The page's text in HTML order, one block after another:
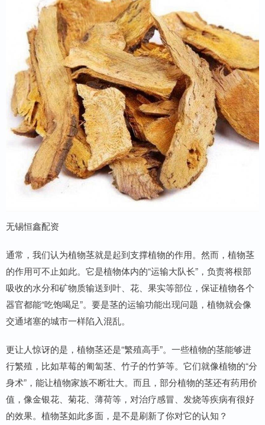
无锡恒鑫配资
通常，我们认为植物茎就是起到支撑植物的作用。然而，植物茎
的作用可不止如此。它是植物体内的“运输大队长”，负责将根部
吸收的水分和矿物质输送到叶、花、果实等部位，保证植物各个
器官都能“吃饱喝足”。要是茎的运输功能出现问题，植物就会像
交通堵塞的城市一样陷入混乱。
更让人惊讶的是，植物茎还是“繁殖高手”。一些植物的茎能够进
行繁殖，比如草莓的匍匐茎、竹子的竹笋等。它们就像植物的“分
身术”，能让植物家族不断壮大。而且，部分植物的茎还有药用价
值，像金银花、菊花、薄荷等，对治疗感冒、发烧等疾病有很好
的效果。植物茎如此多面，是不是刷新了你对它的认知？